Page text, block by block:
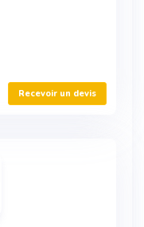
Recevoir un devis